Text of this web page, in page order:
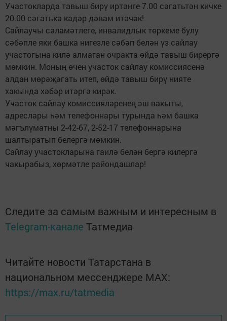
Участокларда тавыш бирү иртәнге 7.00 сәгатьтән кичке
20.00 сәгатькә кадәр дәвам итәчәк!
Сайлаучы сәламәтлеге, инвалидлык төркеме булу
сәбәпле яки башка нигезле сәбәп белән үз сайлау
участогына килә алмаган очракта өйдә тавыш бирергә
мөмкин. Моның өчен участок сайлау комиссиясенә
алдан мөрәҗәгать итеп, өйдә тавыш бирү нияте
хакында хәбәр итәргә кирәк.
Участок сайлау комиссияләренең эш вакыты,
адреслары һәм телефоннары турында һәм башка
мәгълүматны 2-42-67, 2-52-17 телефоннарына
шалтыратып белергә мөмкин.
Сайлау участокларына гаилә белән бергә килергә
чакырабыз, хөрмәтле райондашлар!
Следите за самым важным и интересным в
Telegram-канале Татмедиа
Читайте новости Татарстана в
национальном мессенджере MАХ:
https://max.ru/tatmedia